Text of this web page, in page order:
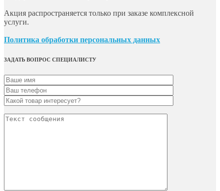
Акция распространяется только при заказе комплексной
услуги.
Политика обработки персональных данных
ЗАДАТЬ ВОПРОС СПЕЦИАЛИСТУ